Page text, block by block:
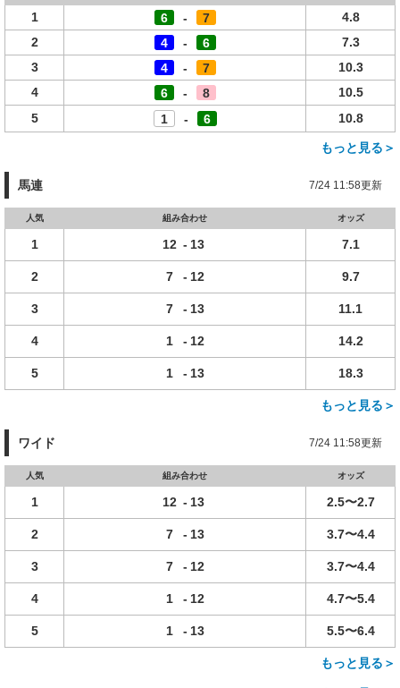
1 6 - 7
4.8
2
4 - 6
7.3
3
4 - 7
10.3
4
6 - 8
10.5
5
1 - 6 10.8
もっと見る＞
馬連 7/24 11:58更新
人気 組み合わせ オッズ
1 12 - 13 7.1
2 7 - 12 9.7
3 7 - 13 11.1
4 1 - 12 14.2
5 1 - 13 18.3
もっと見る＞
ワイド 7/24 11:58更新
人気 組み合わせ オッズ
1 12 - 13 2.5〜2.7
2 7 - 13 3.7〜4.4
3 7 - 12 3.7〜4.4
4 1 - 12 4.7〜5.4
5 1 - 13 5.5〜6.4
もっと見る＞